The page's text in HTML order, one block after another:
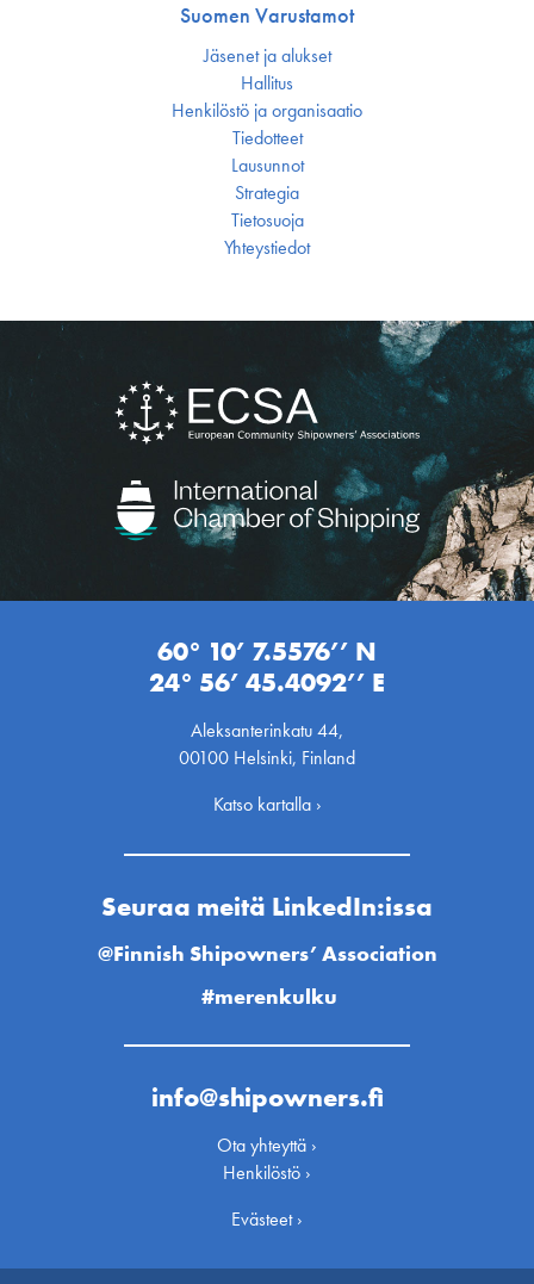
Suomen Varustamot
Jäsenet ja alukset
Hallitus
Henkilöstö ja organisaatio
Tiedotteet
Lausunnot
Strategia
Tietosuoja
Yhteystiedot
60° 10’ 7.5576’’ N
24° 56’ 45.4092’’ E
Aleksanterinkatu 44,
00100 Helsinki, Finland
Katso kartalla ›
Seuraa meitä LinkedIn:issa
@Finnish Shipowners’ Association
#merenkulku
info@shipowners.fi
Ota yhteyttä ›
Henkilöstö ›
Evästeet ›